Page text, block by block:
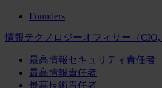
Founders
情報テクノロジーオフィサー（CIO,
最高情報セキュリティ責任者
最高情報責任者
最高技術責任者